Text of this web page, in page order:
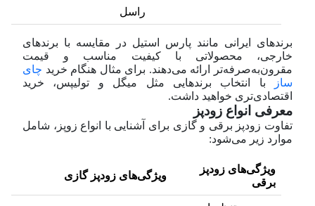
راسل
برندهای ایرانی مانند پارس استیل در مقایسه با برندهای
خارجی، محصولاتی با کیفیت مناسب و قیمت
مقرون‌به‌صرفه‌تر ارائه می‌دهند. برای مثال هنگام خرید چای
ساز
با انتخاب برندهایی مثل میگل و تولیپس، خرید
اقتصادی‌تری خواهید داشت.
معرفی انواع زودپز
تفاوت زودپز برقی و گازی برای آشنایی با انواع زوپز، شامل
موارد زیر می‌شود:
ویژگی‌های زودپز
برقی
ویژگی‌های زودپز گازی